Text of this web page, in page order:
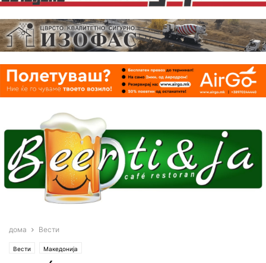
дома Вести
Вести Македонија